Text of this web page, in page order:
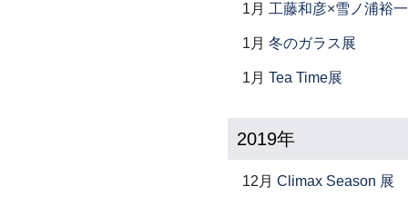
1月 工藤和彦×雪ノ浦裕
1月 冬のガラス展
1月 Tea Time展
2019年
12月 Climax Season 展